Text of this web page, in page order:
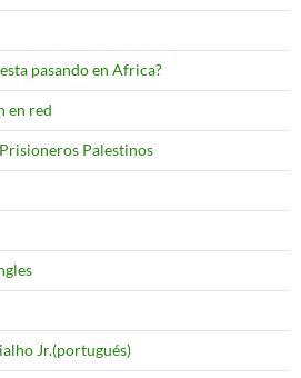
pasando en Africa?
en red
Palestinos
Jr.(portugués)